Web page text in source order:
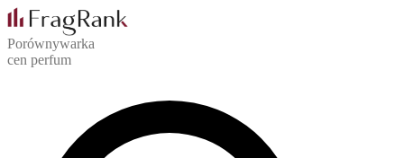
Porównywarka
cen perfum